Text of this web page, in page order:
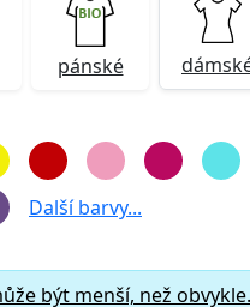
pánské
Další barvy...
být menší, než